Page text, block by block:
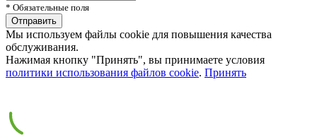
* Обязательные поля
Мы используем файлы cookie для повышения качества
обслуживания.
Нажимая кнопку "Принять", вы принимаете условия
политики использования файлов cookie. Принять